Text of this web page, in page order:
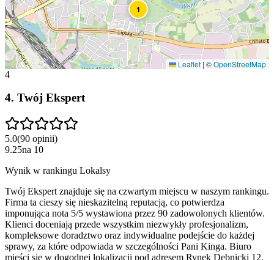
1
Leaflet | ©OpenStreetMap
4
4. Twój Ekspert
5.0(90 opinii)
9.25na 10
Wynik w rankingu Lokalsy
Twój Ekspert znajduje się na czwartym miejscu w naszym rankingu.
Firma ta cieszy się nieskazitelną reputacją, co potwierdza
imponująca nota 5/5 wystawiona przez 90 zadowolonych klientów.
Klienci doceniają przede wszystkim niezwykły profesjonalizm,
kompleksowe doradztwo oraz indywidualne podejście do każdej
sprawy, za które odpowiada w szczególności Pani Kinga. Biuro
mieści się w dogodnej lokalizacji pod adresem Rynek Dębnicki 12,